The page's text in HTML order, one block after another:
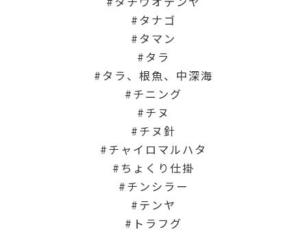
タナゴ
タマン
タラ
タラ、根魚、中深海
チニング
チヌ
チヌ針
チャイロマルハタ
ちょくり仕掛
チンシラー
テンヤ
トラフグ